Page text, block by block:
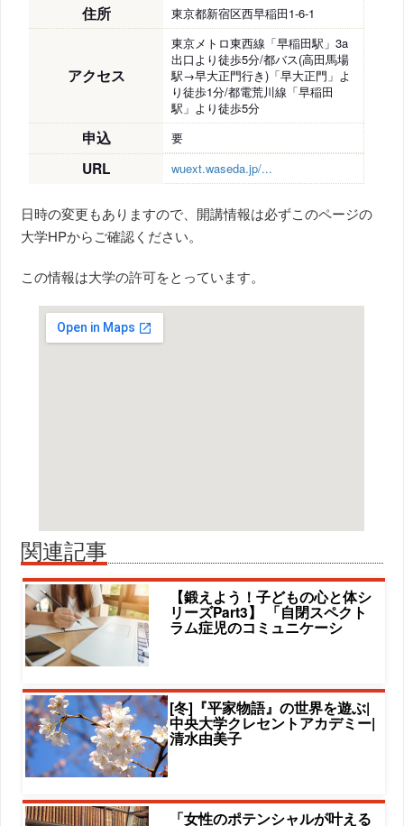
住所 東京都新宿区西早稲田1-6-1
アクセス
東京メトロ東西線「早稲田駅」3a
出口より徒歩5分/都バス(高田馬場
駅→早大正門行き)「早大正門」よ
り徒歩1分/都電荒川線「早稲田
駅」より徒歩5分
申込 要
URL wuext.waseda.jp/...
日時の変更もありますので、開講情報は必ずこのページの
大学HPからご確認ください。
この情報は大学の許可をとっています。
関連記事
【鍛えよう！子どもの心と体シ
リーズPart3】 「自閉スペクト
ラム症児のコミュニケーシ
[冬]『平家物語』の世界を遊ぶ|
中央大学クレセントアカデミー|
清水由美子
「女性のポテンシャルが叶える